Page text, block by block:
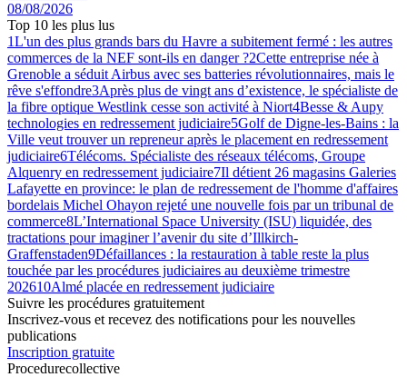
08/08/2026
Top 10 les plus lus
1L'un des plus grands bars du Havre a subitement fermé : les autres
commerces de la NEF sont-ils en danger ?2Cette entreprise née à
Grenoble a séduit Airbus avec ses batteries révolutionnaires, mais le
rêve s'effondre3Après plus de vingt ans d’existence, le spécialiste de
la fibre optique Westlink cesse son activité à Niort4Besse & Aupy
technologies en redressement judiciaire5Golf de Digne-les-Bains : la
Ville veut trouver un repreneur après le placement en redressement
judiciaire6Télécoms. Spécialiste des réseaux télécoms, Groupe
Alquenry en redressement judiciaire7Il détient 26 magasins Galeries
Lafayette en province: le plan de redressement de l'homme d'affaires
bordelais Michel Ohayon rejeté une nouvelle fois par un tribunal de
commerce8L’International Space University (ISU) liquidée, des
tractations pour imaginer l’avenir du site d’Illkirch-
Graffenstaden9Défaillances : la restauration à table reste la plus
touchée par les procédures judiciaires au deuxième trimestre
202610Almé placée en redressement judiciaire
Suivre les procédures gratuitement
Inscrivez-vous et recevez des notifications pour les nouvelles
publications
Inscription gratuite
Procedurecollective